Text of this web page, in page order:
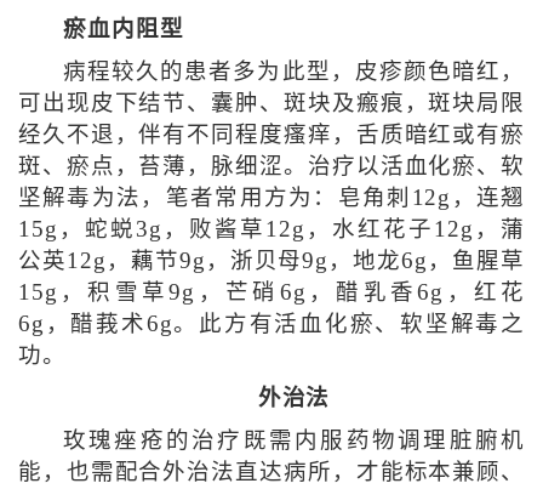
瘀血内阻型
病程较久的患者多为此型，皮疹颜色暗红，
可出现皮下结节、囊肿、斑块及瘢痕，斑块局限
经久不退，伴有不同程度瘙痒，舌质暗红或有瘀
斑、瘀点，苔薄，脉细涩。治疗以活血化瘀、软
坚解毒为法，笔者常用方为：皂角刺12g，连翘
15g，蛇蜕3g，败酱草12g，水红花子12g，蒲
公英12g，藕节9g，浙贝母9g，地龙6g，鱼腥草
15g，积雪草9g，芒硝6g，醋乳香6g，红花
6g，醋莪术6g。此方有活血化瘀、软坚解毒之
功。
外治法
玫瑰痤疮的治疗既需内服药物调理脏腑机
能，也需配合外治法直达病所，才能标本兼顾、